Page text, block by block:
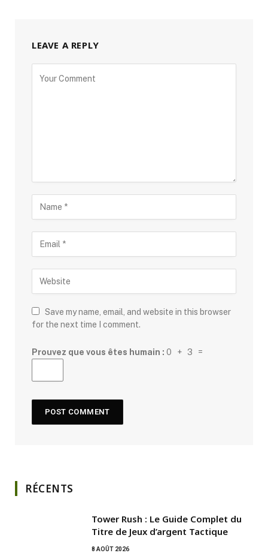
LEAVE A REPLY
Save my name, email, and website in this browser
for the next time I comment.
Prouvez que vous êtes humain : 0 + 3 =
RÉCENTS
Tower Rush : Le Guide Complet du
Titre de Jeux d’argent Tactique
8 AOÛT 2026